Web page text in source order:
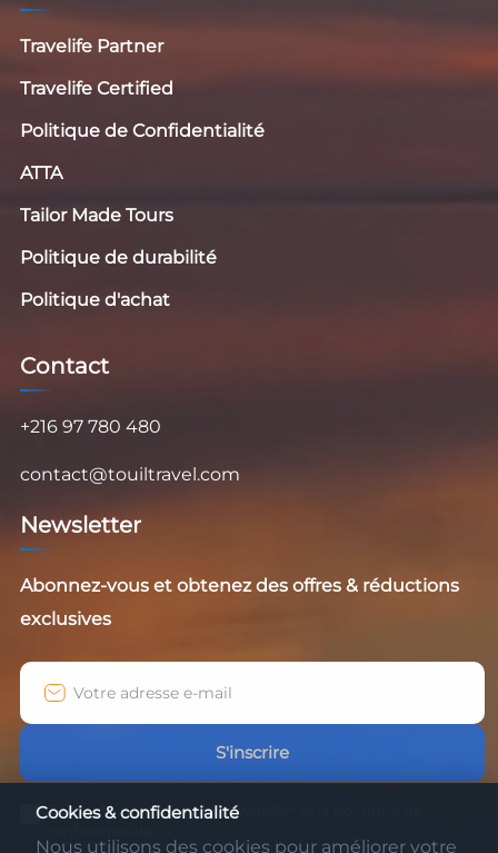
Cookies & confidentialité
Nous utilisons des cookies pour améliorer votre
Travelife Partner
Travelife Certified
Politique de Confidentialité
ATTA
Tailor Made Tours
Politique de durabilité
Politique d'achat
Contact
+216 97 780 480
contact@touiltravel.com
Newsletter
Abonnez-vous et obtenez des offres & réductions
exclusives
S'inscrire
J'accepte de recevoir la newsletter et la politique de